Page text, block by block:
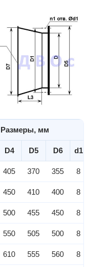
Размеры, мм
D4 D5 D6 d1
405 370 355 8
450 410 400 8
500 455 450 8
550 505 500 8
610 555 560 8